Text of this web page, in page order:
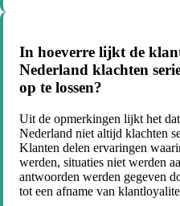
In hoeverre lijkt de
Nederland klachten
op te lossen?
Uit de opmerkingen lijkt het
Nederland niet altijd klachten
Klanten delen ervaringen
werden, situaties niet werden
antwoorden werden gegeven
tot een afname van